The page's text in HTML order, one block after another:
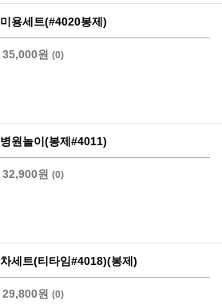
용세트(#4020봉제)
35,000원 (0)
원놀이(봉제#4011)
32,900원 (0)
세트(티타임#4018)(봉제)
29,800원 (0)